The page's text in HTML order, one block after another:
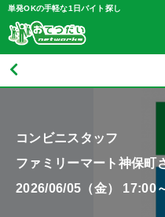
単発OKの手軽な1日バイト探し
コンビニスタッフ
ファミリーマート神保町
2026/06/05（金） 17:00